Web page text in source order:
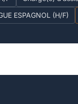
ESPAGNOL (H/F)